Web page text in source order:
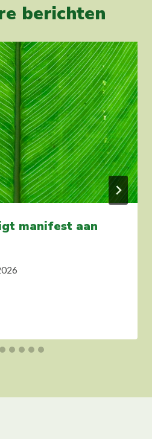
berichten
manifest aan